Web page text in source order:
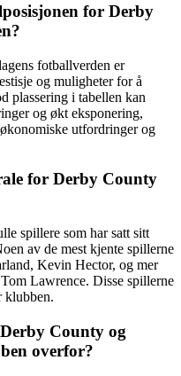
for Derby
fotballverden er
og muligheter for å
plassering i tabellen kan
og økt eksponering,
utfordringer og
for Derby County
spillere som har satt sitt
av de mest kjente spillerne
Kevin Hector, og mer
Lawrence. Disse spillerne
klubben.
County og
overfor?